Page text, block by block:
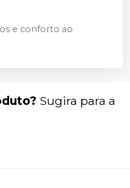
e conforto ao
Sugira para a